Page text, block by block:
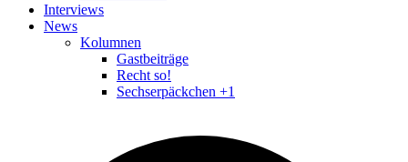
Interviews
News
Kolumnen
Gastbeiträge
Recht so!
Sechserpäckchen +1